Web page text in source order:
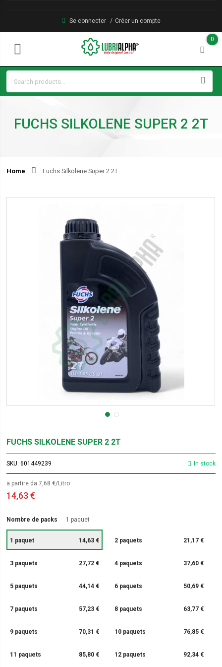
Se connecter Créer un compte
0
FUCHS SILKOLENE SUPER 2 2T
Home Fuchs Silkolene Super 2 2T
FUCHS SILKOLENE SUPER 2 2T
In stock
SKU 601449239
a partire da 7,68 €/Litro
14,63 €
Nombre de packs 1 paquet
1 paquet 14,63 € 2 paquets 21,17 €
3 paquets 27,72 € 4 paquets 37,60 €
5 paquets 44,14 € 6 paquets 50,69 €
7 paquets 57,23 € 8 paquets 63,77 €
9 paquets 70,31 € 10 paquets 76,85 €
11 paquets 85,80 € 12 paquets 92,34 €